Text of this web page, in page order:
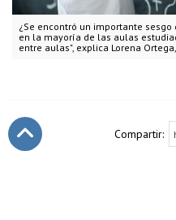
¿Se encontró un importante
en la mayoría de las aulas
entre aulas", explica Lorena
Compartir: